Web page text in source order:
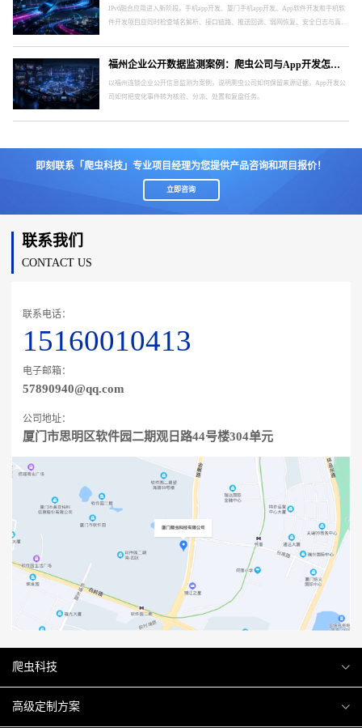
IPv6融合应用进入新阶段，手机app开发、厦门手机app开发、App软件开发和手机软
件开发项目应同时检查域名解析、接口链路、推送回调、弱网恢复、安全日志与真实
福州企业公开数据监测案例：爬虫公司与App开发怎样形成处置闭环
以福州连锁企业公开信息监测为案例，说明爬虫公司如何保留来源证据，App开发公
司如何把变化事件转为核验、分派、处置和复盘任务。
即刻联系「爬虫科技」专业项目经理为您提供产品咨询和项目报价！
立即咨询
联系我们
CONTACT US
联系电话：
15160010413
电子邮箱：
57890940@qq.com
公司地址：
厦门市思明区软件园二期观日路44号楼304单元
爬虫科技
爬虫案例
高级定制方案